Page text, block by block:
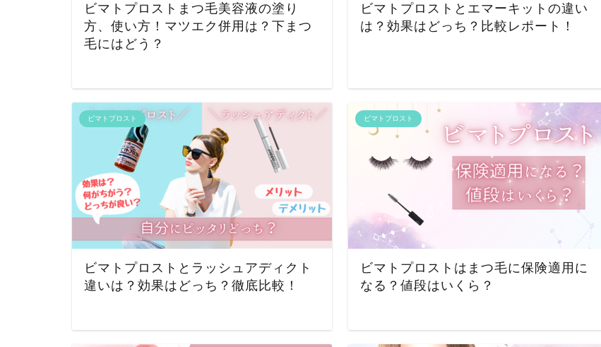
ビマトプロストまつ毛美容液の塗り
方、使い方！マツエク併用は？下まつ
毛にはどう？
ビマトプロストとエマーキットの違い
は？効果はどっち？比較レポート！
ビマトプロスト
ビマトプロストとラッシュアディクト
違いは？効果はどっち？徹底比較！
ビマトプロスト
ビマトプロストはまつ毛に保険適用に
なる？値段はいくら？